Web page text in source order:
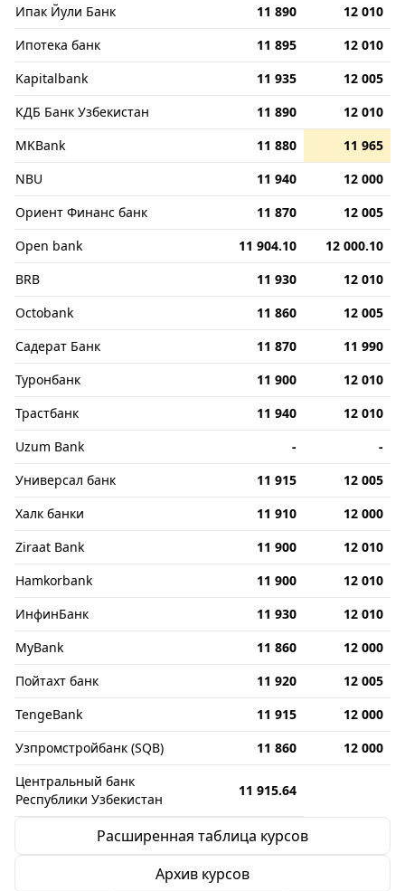
Ипак Йули Банк
11 890
12 010
Ипотека банк
11 895
12 010
Kapitalbank
11 935
12 005
КДБ Банк Узбекистан
11 890
12 010
MKBank
11 880
11 965
NBU
11 940
12 000
Ориент Финанс банк
11 870
12 005
Open bank
11 904.10
12 000.10
BRB
11 930
12 010
Octobank
11 860
12 005
Садерат Банк
11 870
11 990
Туронбанк
11 900
12 010
Трастбанк
11 940
12 010
Uzum Bank
-
-
Универсал банк
11 915
12 005
Халк банки
11 910
12 000
Ziraat Bank
11 900
12 010
Hamkorbank
11 900
12 010
ИнфинБанк
11 930
12 010
MyBank
11 860
12 000
Пойтахт банк
11 920
12 005
TengeBank
11 915
12 000
Узпромстройбанк (SQB)
11 860
12 000
Центральный банк
Республики Узбекистан
11 915.64
Расширенная таблица курсов
Архив курсов